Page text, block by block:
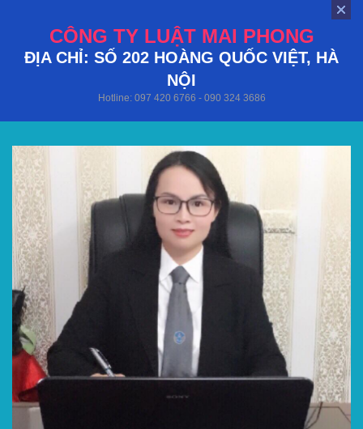
CÔNG TY LUẬT MAI PHONG
ĐỊA CHỈ: SỐ 202 HOÀNG QUỐC VIỆT, HÀ
NỘI
Hotline: 097 420 6766 - 090 324 3686